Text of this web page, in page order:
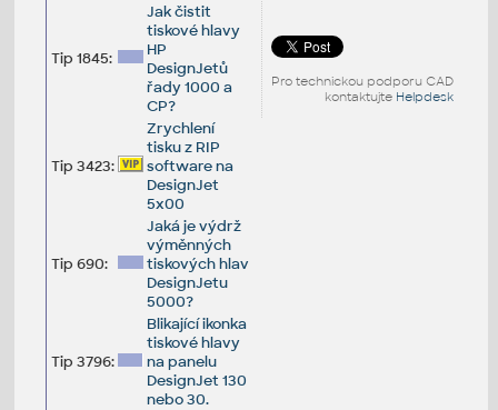
Pro technickou podporu CAD
kontaktujte Helpdesk
Tip 1845:
Jak čistit
tiskové hlavy
HP
DesignJetů
řady 1000 a
CP?
Tip 3423:
Zrychlení
tisku z RIP
software na
DesignJet
5x00
Tip 690:
Jaká je výdrž
výměnných
tiskových hlav
DesignJetu
5000?
Tip 3796:
Blikající ikonka
tiskové hlavy
na panelu
DesignJet 130
nebo 30.